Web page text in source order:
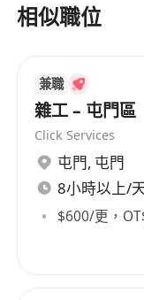
主要包括：
实体空间转化为
片”
二、核心职责
1. 战略级客户接
- 设计并执行 “投
相似職位
兼職
雜工 – 屯門區
Click Services
屯門, 屯門
8小時以上/
$600/更，